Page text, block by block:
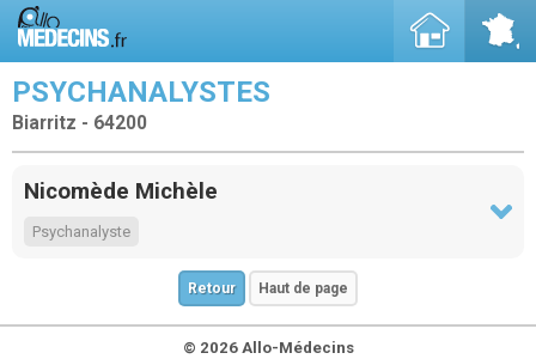
PSYCHANALYSTES
Biarritz - 64200
Nicomède Michèle
Psychanalyste
Retour Haut de page
© 2026 Allo-Médecins